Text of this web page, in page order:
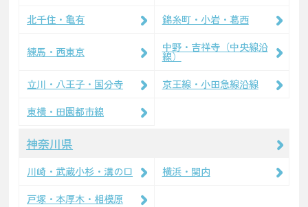
北千住・亀有
錦糸町・小岩・葛西
練馬・西東京 中野・吉祥寺（中央線沿
線）
立川・八王子・国分寺
京王線・小田急線沿線
東横・田園都市線
神奈川県
川崎・武蔵小杉・溝の口
横浜・関内
戸塚・本厚木・相模原